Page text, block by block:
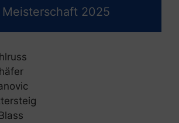
Meisterschaft 2025